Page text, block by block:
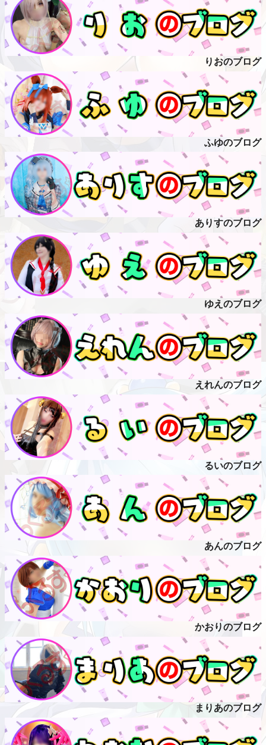
りおのブログ
ふゆのブログ
ありすのブログ
ゆえのブログ
えれんのブログ
るいのブログ
あんのブログ
かおりのブログ
まりあのブログ